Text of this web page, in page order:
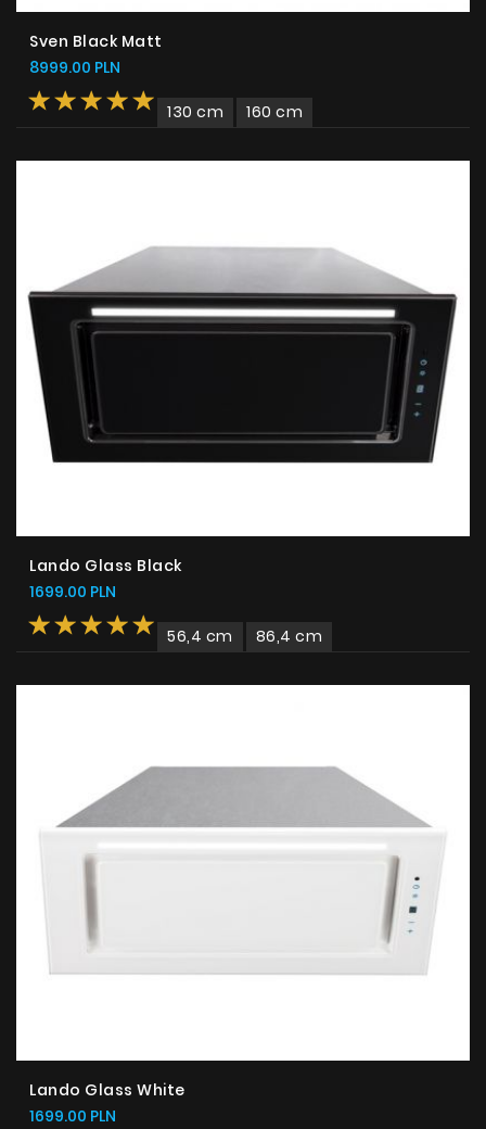
Sven Black Matt
8999.00 PLN
130 cm 160 cm
Lando Glass Black
1699.00 PLN
56,4 cm 86,4 cm
Lando Glass White
1699.00 PLN